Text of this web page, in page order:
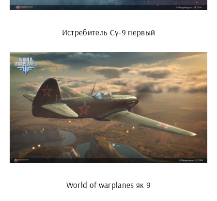
Истребитель Су-9 первый
World of warplanes як 9